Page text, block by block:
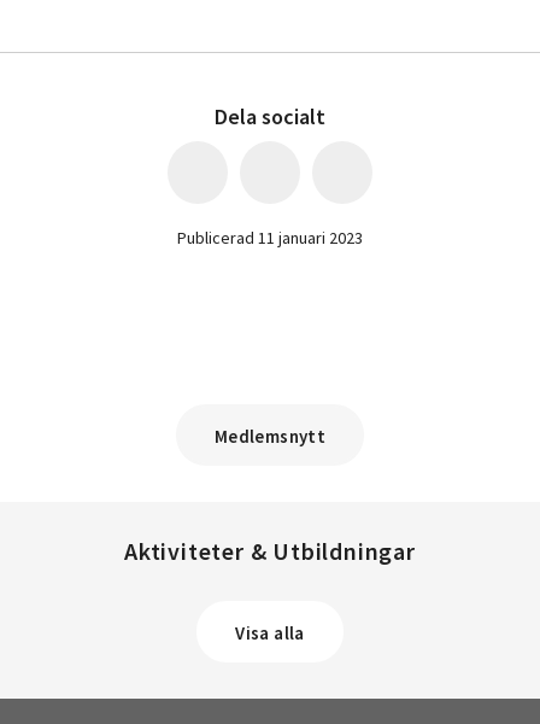
Dela socialt
Publicerad 11 januari 2023
Medlemsnytt
Aktiviteter & Utbildningar
Visa alla